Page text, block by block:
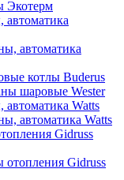
автоматика
Watts
Gidruss